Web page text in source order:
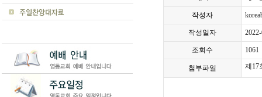
작성자
작성일자
조회수 1061
첨부파일 제17